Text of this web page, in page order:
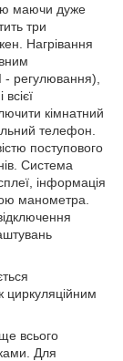
маючи дуже
три
Нагрівання
регулювання),
кімнатний
телефон.
поступового
Система
інформація
манометра.
всього
Для